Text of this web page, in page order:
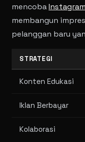
mencoba
membangun
pelanggan baru
STRATEGI
Konten Edukasi
Iklan Berbayar
Kolaborasi